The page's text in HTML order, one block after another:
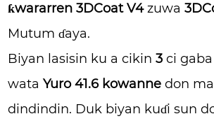
ƙwararren 3DCoat V4zuwa
Mutum ɗaya.
Biyan lasisin ku a cikin3 ci
wataYuro 41.6 kowanne don
dindindin. Duk biyan kuɗi sun